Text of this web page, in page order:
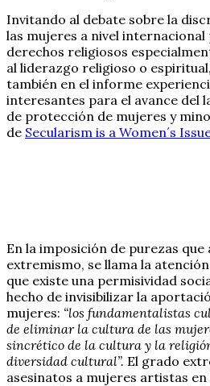
Invitando al debate sobre la
las mujeres a nivel
derechos religiosos
al liderazgo religioso o
también en el informe
interesantes para el avance del
de protección de mujeres y
de Secularism is a Women´s
En la imposición de purezas
extremismo, se llama la
que existe una permisividad
hecho de invisibilizar la
mujeres: “los fundamentalistas
de eliminar la cultura de las
sincrético de la cultura y la
diversidad cultural”. El grado
asesinatos a mujeres artistas